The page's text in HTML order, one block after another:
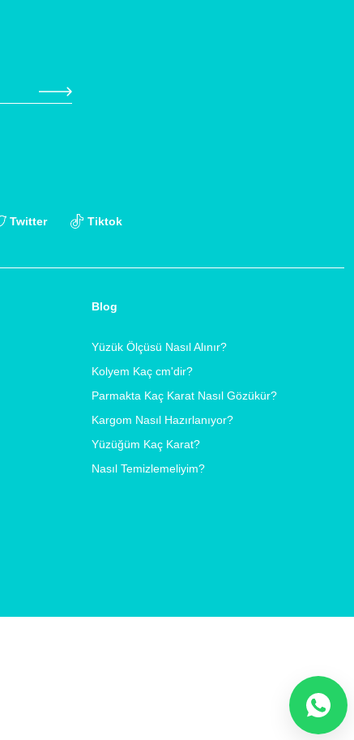
Twitter Tiktok
Blog
Yüzük Ölçüsü Nasıl Alınır?
Kolyem Kaç cm'dir?
Parmakta Kaç Karat Nasıl Gözükür?
Kargom Nasıl Hazırlanıyor?
Yüzüğüm Kaç Karat?
Nasıl Temizlemeliyim?